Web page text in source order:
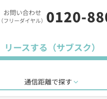
お問い合わせ
（フリーダイヤル） 0120-
リースする（サブスク）
通信距離で探す